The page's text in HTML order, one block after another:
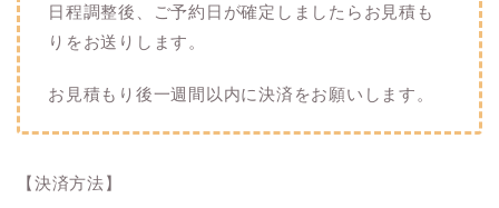
日程調整後、ご予約日が確定しましたらお見積も
りをお送りします。
お見積もり後一週間以内に決済をお願いします。
【決済方法】